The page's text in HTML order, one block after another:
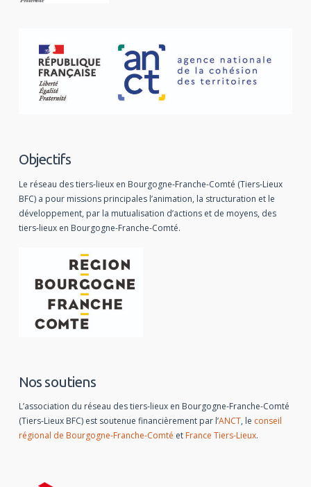
Objectifs
Le réseau des tiers-lieux en Bourgogne-Franche-Comté (Tiers-Lieux
BFC) a pour missions principales l’animation, la structuration et le
développement, par la mutualisation d’actions et de moyens, des
tiers-lieux en Bourgogne-Franche-Comté.
Nos soutiens
L’association du réseau des tiers-lieux en Bourgogne-Franche-Comté
(Tiers-Lieux BFC) est soutenue financièrement par l’ANCT, le conseil
régional de Bourgogne-Franche-Comté et France Tiers-Lieux.